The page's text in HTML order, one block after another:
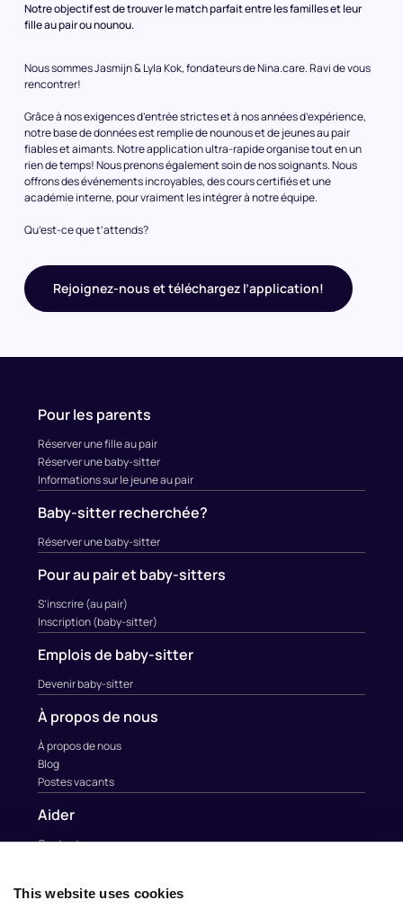
This website uses cookies
Notre objectif est de trouver le match parfait entre les familles et leur
fille au pair ou nounou.
Nous sommes Jasmijn & Lyla Kok, fondateurs de Nina.care. Ravi de vous
rencontrer!
Grâce à nos exigences d’entrée strictes et à nos années d’expérience,
notre base de données est remplie de nounous et de jeunes au pair
fiables et aimants. Notre application ultra-rapide organise tout en un
rien de temps! Nous prenons également soin de nos soignants. Nous
offrons des événements incroyables, des cours certifiés et une
académie interne, pour vraiment les intégrer à notre équipe.
Qu’est-ce que t’attends?
Rejoignez-nous et téléchargez l’application!
Pour les parents
Réserver une fille au pair
Réserver une baby-sitter
Informations sur le jeune au pair
Baby-sitter recherchée?
Réserver une baby-sitter
Pour au pair et baby-sitters
S’inscrire (au pair)
Inscription (baby-sitter)
Emplois de baby-sitter
Devenir baby-sitter
À propos de nous
À propos de nous
Blog
Postes vacants
Aider
Contacter
info@nina.care